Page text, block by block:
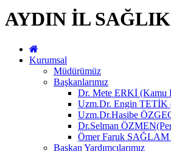
AYDIN İL
Kurumsal
Müdürümüz
Başkanlarımız
Dr. Mete ERKİ (Kamu
Uzm.Dr. Engin TETİK
Uzm.Dr.Hasibe
Dr.Selman
Ömer Faruk SAĞLAM
Başkan Yardımcılarımız